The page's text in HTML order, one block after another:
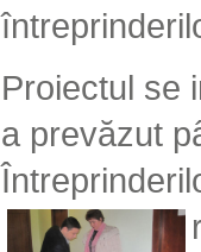
Proiectul se
a prevăzut